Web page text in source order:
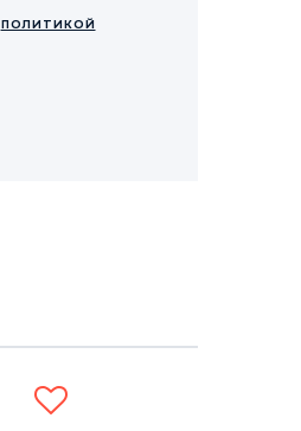
ПОЛИТИКОЙ